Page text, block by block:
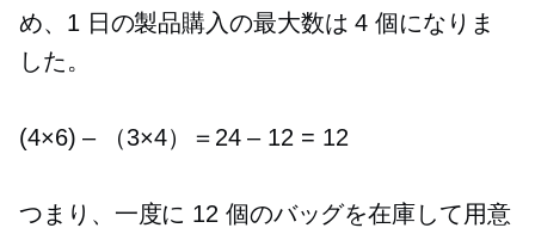
め、1 日の製品購入の最大数は 4 個になりま
した。
(4×6)–（3×4）＝24–12 = 12
つまり、一度に 12 個のバッグを在庫して用意